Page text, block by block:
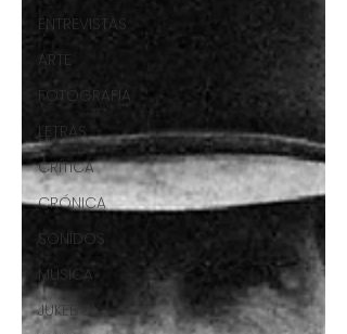
ENTREVISTAS
ARTE
FOTOGRAFÍA
LETRAS
CRÍTICA
CRÓNICA
SONIDOS
MÚSICA
JUKEBOX